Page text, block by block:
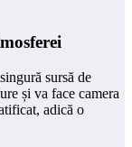
sursă de
și va face camera
adică o